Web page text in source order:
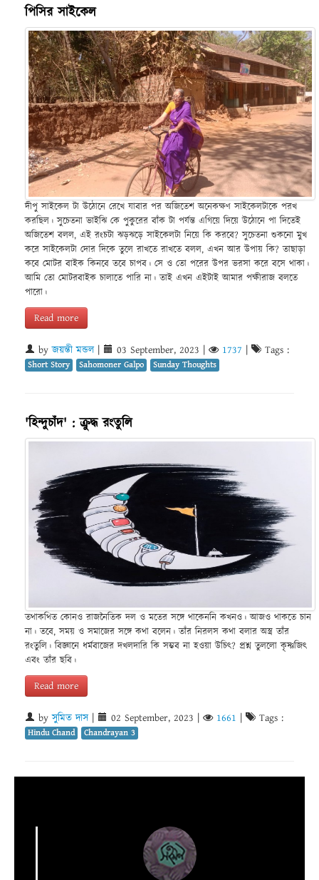
পিসির সাইকেল
দীপু সাইকেল টা উঠোনে রেখে যাবার পর অজিতেশ অনেকক্ষণ সাইকেলটাকে পরখ
করছিল। সুচেতনা ভাইঝি কে পুকুরের বাঁক টা পর্যন্ত এগিয়ে দিয়ে উঠোনে পা দিতেই
অজিতেশ বলল, এই রংচটা ঝড়ঝড়ে সাইকেলটা নিয়ে কি করবে? সুচেতনা শুকনো মুখ
করে সাইকেলটা দোর দিকে তুলে রাখতে রাখতে বলল, এখন আর উপায় কি? তাছাড়া
কবে মোটর বাইক কিনবে তবে চাপব। সে ও তো পরের উপর ভরসা করে বসে থাকা।
আমি তো মোটরবাইক চালাতে পারি না। তাই এখন এইটাই আমার পক্ষীরাজ বলতে
পারো।
Read more
byজয়ন্তী মন্ডল| 03 September, 2023 1737 Tags :
Short Story Sahomoner Galpo Sunday Thoughts
'হিন্দুচাঁদ' : ক্রুদ্ধ রংতুলি
তথাকথিত কোনও রাজনৈতিক দল ও মতের সঙ্গে থাকেননি কখনও। আজও থাকতে চান
না। তবে, সময় ও সমাজের সঙ্গে কথা বলেন। তাঁর নিরলস কথা বলার অস্ত্র তাঁর
রংতুলি। বিজ্ঞানে ধর্মবাজের দখলদারি কি সম্ভব না হওয়া উচিৎ? প্রশ্ন তুললো কৃষ্ণজিৎ
এবং তাঁর ছবি।
Read more
byসুমিত দাস| 02 September, 2023 1661 Tags :
Hindu Chand Chandrayan 3